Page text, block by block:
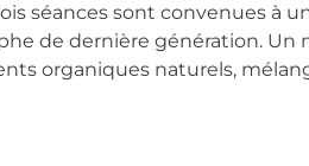
séances sont convenues à
de dernière génération.
organiques naturels,